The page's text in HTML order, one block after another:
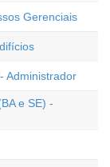
Gerenciais
Administrador
e SE) -